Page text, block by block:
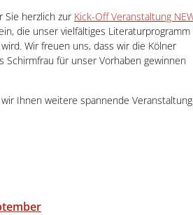
Sie herzlich zur Kick-Off Veranstaltung
die unser vielfältiges Literaturprogramm
Wir freuen uns, dass wir die Kölner
Schirmfrau für unser Vorhaben gewinnen
Ihnen weitere spannende